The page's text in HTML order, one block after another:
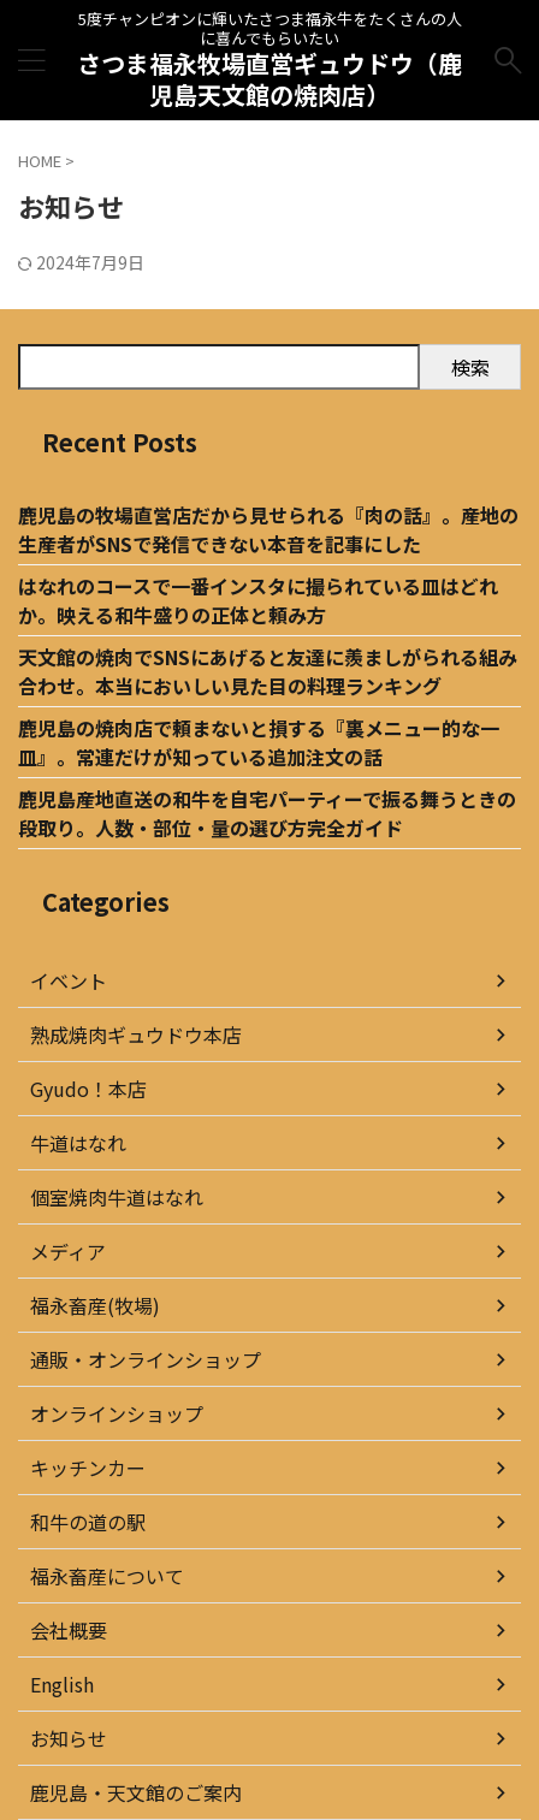
5度チャンピオンに輝いたさつま福永牛をたくさんの人
に喜んでもらいたい
さつま福永牧場直営ギュウドウ（鹿
児島天文館の焼肉店）
HOME >
お知らせ
2024年7月9日
検索
Recent Posts
鹿児島の牧場直営店だから見せられる『肉の話』。産地の
生産者がSNSで発信できない本音を記事にした
はなれのコースで一番インスタに撮られている皿はどれ
か。映える和牛盛りの正体と頼み方
天文館の焼肉でSNSにあげると友達に羨ましがられる組み
合わせ。本当においしい見た目の料理ランキング
鹿児島の焼肉店で頼まないと損する『裏メニュー的な一
皿』。常連だけが知っている追加注文の話
鹿児島産地直送の和牛を自宅パーティーで振る舞うときの
段取り。人数・部位・量の選び方完全ガイド
Categories
イベント
熟成焼肉ギュウドウ本店
Gyudo！本店
牛道はなれ
個室焼肉牛道はなれ
メディア
福永畜産(牧場)
通販・オンラインショップ
オンラインショップ
キッチンカー
和牛の道の駅
福永畜産について
会社概要
English
お知らせ
鹿児島・天文館のご案内